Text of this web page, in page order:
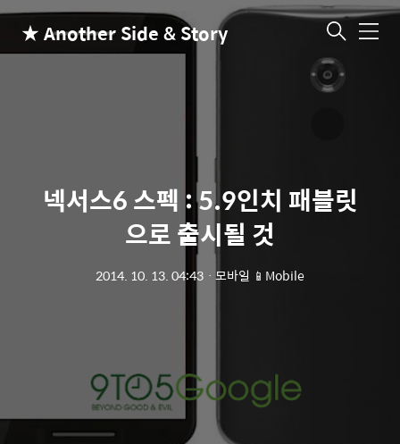
★ Another Side & Story 메
넥서스6 스펙 : 5.9인치 패블릿
으로 출시될 것
2014. 10. 13. 04:43 ㆍ 모바일 📱Mobile